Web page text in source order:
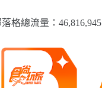
格總流量：​46,816,945